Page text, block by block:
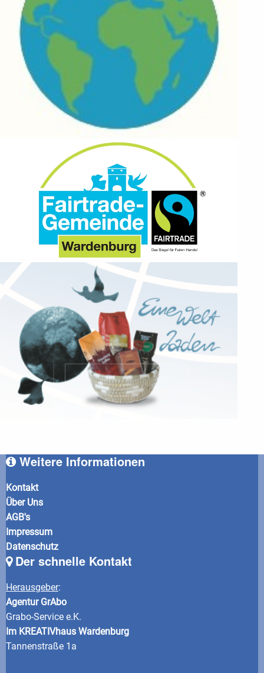
Weitere Informationen
Kontakt
Über Uns
AGB's
Impressum
Datenschutz
Der schnelle Kontakt
Herausgeber:
Agentur GrAbo
Grabo-Service e.K.
Im KREATIVhaus Wardenburg
Tannenstraße 1a